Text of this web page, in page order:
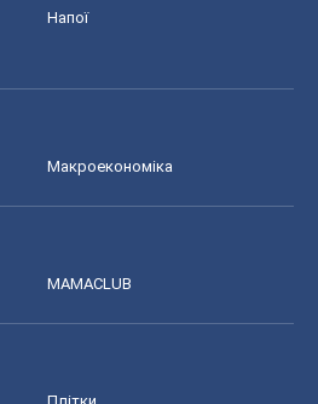
Напої
Макроекономіка
MAMACLUB